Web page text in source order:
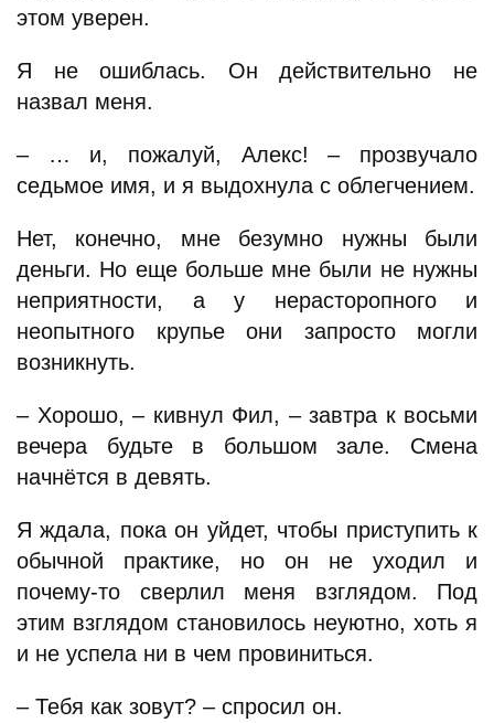
этом уверен.
Я не ошиблась. Он действительно не
назвал меня.
– … и, пожалуй, Алекс! – прозвучало
седьмое имя, и я выдохнула с облегчением.
Нет, конечно, мне безумно нужны были
деньги. Но еще больше мне были не нужны
неприятности, а у нерасторопного и
неопытного крупье они запросто могли
возникнуть.
– Хорошо, – кивнул Фил, – завтра к восьми
вечера будьте в большом зале. Смена
начнётся в девять.
Я ждала, пока он уйдет, чтобы приступить к
обычной практике, но он не уходил и
почему-то сверлил меня взглядом. Под
этим взглядом становилось неуютно, хоть я
и не успела ни в чем провиниться.
– Тебя как зовут? – спросил он.